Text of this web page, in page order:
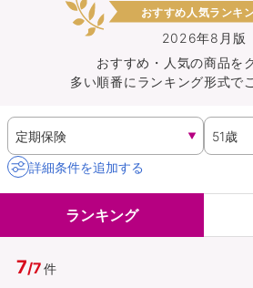
保険会社から探す
イオンカード会員さ
キャンペーン一覧
イオングループ従
2026年8月版
おすすめ人気ランキ
おすすめ・人気の商品を
多い順番にランキング形式で
詳細条件を追加する
ランキング
7/7件